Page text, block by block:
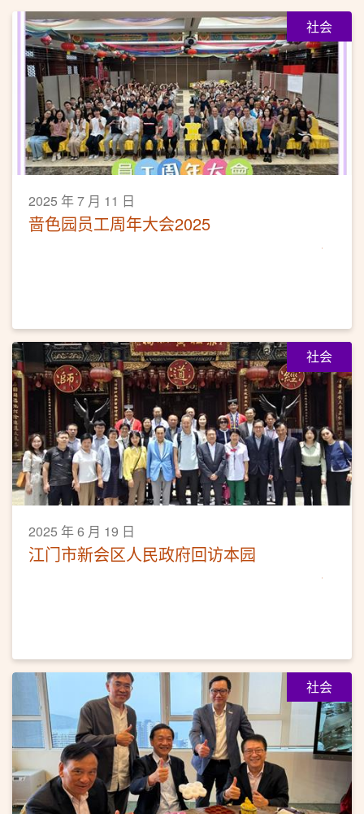
社会
2025 年 7 月 11 日
啬色园员工周年大会2025
社会
2025 年 6 月 19 日
江门市新会区人民政府回访本园
社会